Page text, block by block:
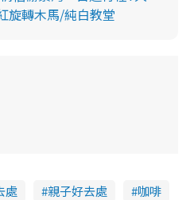
旋轉木馬/純白教堂
處 親子好去處
咖啡